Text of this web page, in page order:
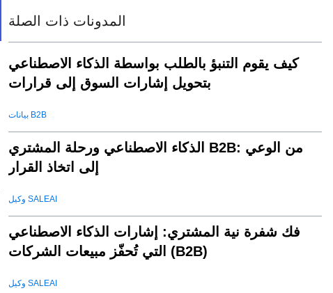
المدونات ذات الصلة
كيف يقوم التنبؤ بالطلب بواسطة الذكاء الاصطناعي
بتحويل إشارات السوق إلى قرارات
بيانات B2B
الذكاء الاصطناعي ورحلة المشتري B2B: من الوعي
إلى اتخاذ القرار
وكيل SALEAI
فك شفرة نية المشتري: إشارات الذكاء الاصطناعي
التي تُحفّز مبيعات الشركات (B2B)
وكيل SALEAI